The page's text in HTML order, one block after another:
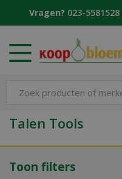
Vragen? 023-5581528
Talen Tools
Toon filters